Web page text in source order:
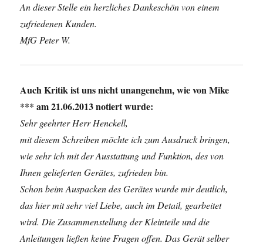
An dieser Stelle ein herzliches Dankeschön von einem
zufriedenen Kunden.
MfG Peter W.
Auch Kritik ist uns nicht unangenehm, wie von Mike
*** am 21.06.2013 notiert wurde:
Sehr geehrter Herr Henckell,
mit diesem Schreiben möchte ich zum Ausdruck bringen,
wie sehr ich mit der Ausstattung und Funktion, des von
Ihnen gelieferten Gerätes, zufrieden bin.
Schon beim Auspacken des Gerätes wurde mir deutlich,
das hier mit sehr viel Liebe, auch im Detail, gearbeitet
wird. Die Zusammenstellung der Kleinteile und die
Anleitungen ließen keine Fragen offen. Das Gerät selber